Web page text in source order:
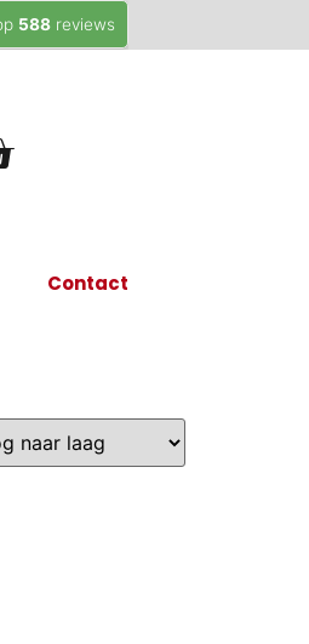
Contact